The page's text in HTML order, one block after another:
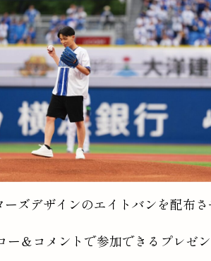
ズデザインのエイトバンを配布
＆コメントで参加できるプレゼ